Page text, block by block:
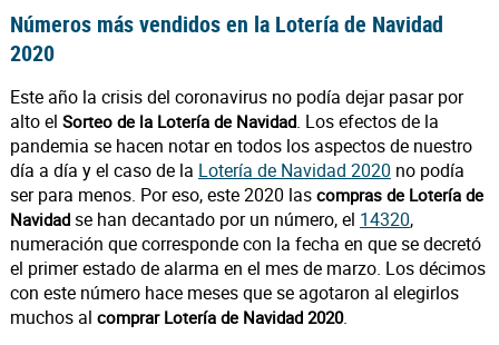
Números más vendidos en la Lotería de Navidad
2020
Este año la crisis del coronavirus no podía dejar pasar por
alto el Sorteo de la Lotería de Navidad. Los efectos de la
pandemia se hacen notar en todos los aspectos de nuestro
día a día y el caso de la Lotería de Navidad 2020 no podía
ser para menos. Por eso, este 2020 las compras de Lotería de
Navidadse han decantado por un número, el 14320,
numeración que corresponde con la fecha en que se decretó
el primer estado de alarma en el mes de marzo. Los décimos
con este número hace meses que se agotaron al elegirlos
muchos al comprar Lotería de Navidad 2020.